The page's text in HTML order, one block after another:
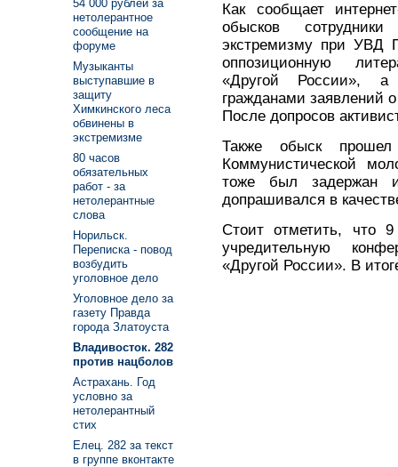
Как сообщает
обысков
экстремизму при УВД
оппозиционную
«Другой России»,
гражданами заявлений
После допросов
Также обыск
Коммунистической
тоже был задержан
допрашивался в
Стоит отметить, что 9
учредительную
«Другой России». В
54 000 рублей за
нетолерантное
сообщение на
форуме
Музыканты
выступавшие в
защиту
Химкинского леса
обвинены в
экстремизме
80 часов
обязательных
работ - за
нетолерантные
слова
Норильск.
Переписка - повод
возбудить
уголовное дело
Уголовное дело за
газету Правда
города Златоуста
Владивосток. 282
против нацболов
Астрахань. Год
условно за
нетолерантный
стих
Елец. 282 за текст
в группе вконтакте